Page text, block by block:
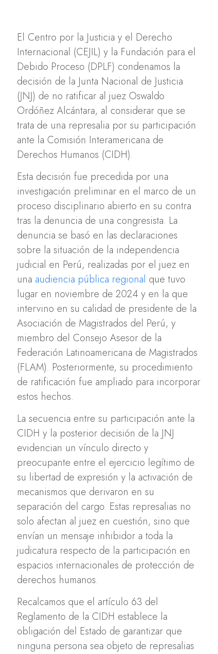
El Centro por la Justicia y el Derecho
Internacional (CEJIL) y la Fundación para el
Debido Proceso (DPLF) condenamos la
decisión de la Junta Nacional de Justicia
(JNJ) de no ratificar al juez Oswaldo
Ordóñez Alcántara, al considerar que se
trata de una represalia por su participación
ante la Comisión Interamericana de
Derechos Humanos (CIDH).
Esta decisión fue precedida por una
investigación preliminar en el marco de un
proceso disciplinario abierto en su contra
tras la denuncia de una congresista. La
denuncia se basó en las declaraciones
sobre la situación de la independencia
judicial en Perú, realizadas por el juez en
una audiencia pública regional que tuvo
lugar en noviembre de 2024 y en la que
intervino en su calidad de presidente de la
Asociación de Magistrados del Perú, y
miembro del Consejo Asesor de la
Federación Latinoamericana de Magistrados
(FLAM). Posteriormente, su procedimiento
de ratificación fue ampliado para incorporar
estos hechos.
La secuencia entre su participación ante la
CIDH y la posterior decisión de la JNJ
evidencian un vínculo directo y
preocupante entre el ejercicio legítimo de
su libertad de expresión y la activación de
mecanismos que derivaron en su
separación del cargo. Estas represalias no
solo afectan al juez en cuestión, sino que
envían un mensaje inhibidor a toda la
judicatura respecto de la participación en
espacios internacionales de protección de
derechos humanos.
Recalcamos que el artículo 63 del
Reglamento de la CIDH establece la
obligación del Estado de garantizar que
ninguna persona sea objeto de represalias